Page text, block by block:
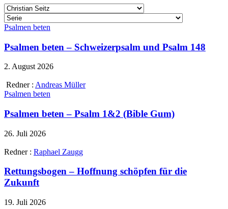
Psalmen beten
Psalmen beten – Schweizerpsalm und Psalm 148
2. August 2026
Redner : Andreas Müller
Psalmen beten
Psalmen beten – Psalm 1&2 (Bible Gum)
26. Juli 2026
Redner : Raphael Zaugg
Rettungsbogen – Hoffnung schöpfen für die
Zukunft
19. Juli 2026